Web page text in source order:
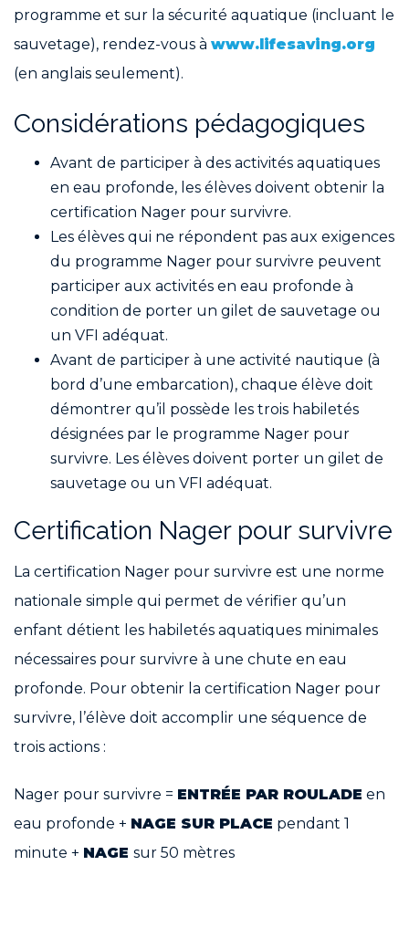
programme et sur la sécurité aquatique (incluant le
sauvetage), rendez-vous à www.lifesaving.org
(en anglais seulement).
Considérations pédagogiques
Avant de participer à des activités aquatiques
en eau profonde, les élèves doivent obtenir la
certification Nager pour survivre.
Les élèves qui ne répondent pas aux exigences
du programme Nager pour survivre peuvent
participer aux activités en eau profonde à
condition de porter un gilet de sauvetage ou
un VFI adéquat.
Avant de participer à une activité nautique (à
bord d’une embarcation), chaque élève doit
démontrer qu’il possède les trois habiletés
désignées par le programme Nager pour
survivre. Les élèves doivent porter un gilet de
sauvetage ou un VFI adéquat.
Certification Nager pour survivre
La certification Nager pour survivre est une norme
nationale simple qui permet de vérifier qu’un
enfant détient les habiletés aquatiques minimales
nécessaires pour survivre à une chute en eau
profonde. Pour obtenir la certification Nager pour
survivre, l’élève doit accomplir une séquence de
trois actions :
Nager pour survivre = ENTRÉE PAR ROULADE en
eau profonde + NAGE SUR PLACE pendant 1
minute + NAGE sur 50 mètres